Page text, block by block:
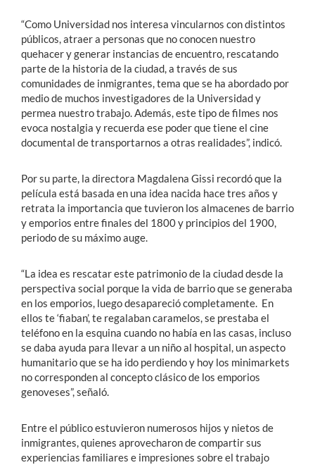
“Como Universidad nos interesa vincularnos con distintos
públicos, atraer a personas que no conocen nuestro
quehacer y generar instancias de encuentro, rescatando
parte de la historia de la ciudad, a través de sus
comunidades de inmigrantes, tema que se ha abordado por
medio de muchos investigadores de la Universidad y
permea nuestro trabajo. Además, este tipo de filmes nos
evoca nostalgia y recuerda ese poder que tiene el cine
documental de transportarnos a otras realidades”, indicó.
Por su parte, la directora Magdalena Gissi recordó que la
película está basada en una idea nacida hace tres años y
retrata la importancia que tuvieron los almacenes de barrio
y emporios entre finales del 1800 y principios del 1900,
periodo de su máximo auge.
“La idea es rescatar este patrimonio de la ciudad desde la
perspectiva social porque la vida de barrio que se generaba
en los emporios, luego desapareció completamente. En
ellos te ‘fiaban’, te regalaban caramelos, se prestaba el
teléfono en la esquina cuando no había en las casas, incluso
se daba ayuda para llevar a un niño al hospital, un aspecto
humanitario que se ha ido perdiendo y hoy los minimarkets
no corresponden al concepto clásico de los emporios
genoveses”, señaló.
Entre el público estuvieron numerosos hijos y nietos de
inmigrantes, quienes aprovecharon de compartir sus
experiencias familiares e impresiones sobre el trabajo